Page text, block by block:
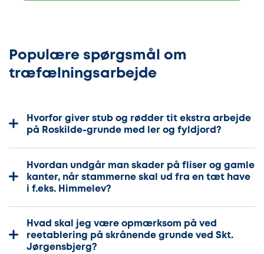
Populære spørgsmål om
træfælningsarbejde
Hvorfor giver stub og rødder tit ekstra arbejde
på Roskilde-grunde med ler og fyldjord?
Hvordan undgår man skader på fliser og gamle
kanter, når stammerne skal ud fra en tæt have
i f.eks. Himmelev?
Hvad skal jeg være opmærksom på ved
reetablering på skrånende grunde ved Skt.
Jørgensbjerg?